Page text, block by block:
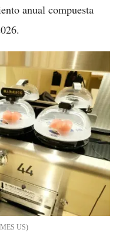
anual compuesta
US